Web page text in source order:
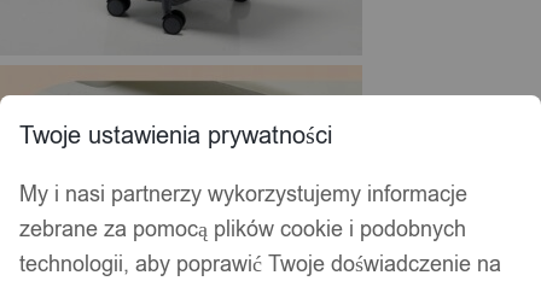
Twoje ustawienia prywatności
My i nasi partnerzy wykorzystujemy informacje
zebrane za pomocą plików cookie i podobnych
technologii, aby poprawić Twoje doświadczenie na